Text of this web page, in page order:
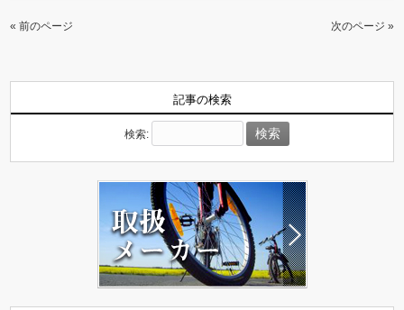
« 前のページ 次のページ »
記事の検索
検索: